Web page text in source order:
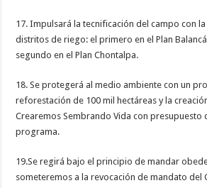
17. Impulsará la tecnificación del campo con
distritos de riego: el primero en el Plan
segundo en el Plan Chontalpa.
18. Se protegerá al medio ambiente con un
reforestación de 100 mil hectáreas y la
Crearemos Sembrando Vida con presupuesto
programa.
19.Se regirá bajo el principio de mandar
someteremos a la revocación de mandato del